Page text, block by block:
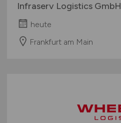
Infraserv Logistics GmbH
heute
Frankfurt am Main